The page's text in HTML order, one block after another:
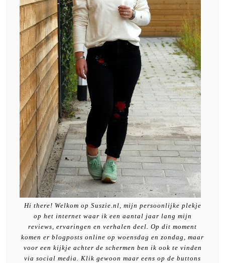
Hi there! Welkom op Suszie.nl, mijn persoonlijke plekje
op het internet waar ik een aantal jaar lang mijn
reviews, ervaringen en verhalen deel. Op dit moment
komen er blogposts online op woensdag en zondag, maar
voor een kijkje achter de schermen ben ik ook te vinden
via social media. Klik gewoon maar eens op de buttons